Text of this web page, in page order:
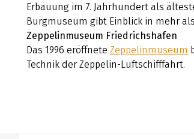
Erbauung im 7. Jahrhundert als
Burgmuseum gibt Einblick in mehr
Zeppelinmuseum Friedrichshafen
Das 1996 eröffneteZeppelinmuseum
Technik der Zeppelin-Luftschifffahrt.